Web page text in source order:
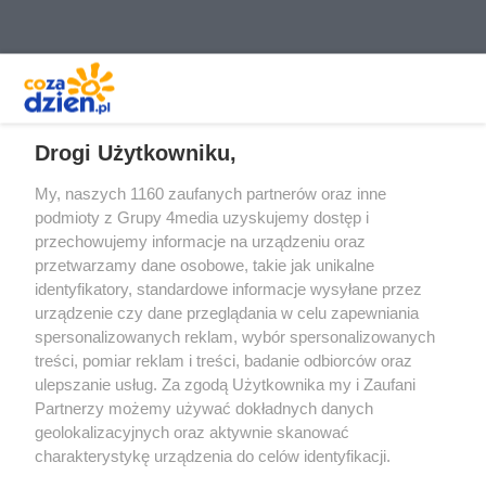
Redakcja Reklama Prywatność
Praca Łódź
the:protocol
Drogi Użytkowniku,
My, naszych 1160 zaufanych partnerów oraz inne
podmioty z Grupy 4media uzyskujemy dostęp i
przechowujemy informacje na urządzeniu oraz
przetwarzamy dane osobowe, takie jak unikalne
identyfikatory, standardowe informacje wysyłane przez
urządzenie czy dane przeglądania w celu zapewniania
spersonalizowanych reklam, wybór spersonalizowanych
treści, pomiar reklam i treści, badanie odbiorców oraz
ulepszanie usług. Za zgodą Użytkownika my i Zaufani
Partnerzy możemy używać dokładnych danych
geolokalizacyjnych oraz aktywnie skanować
charakterystykę urządzenia do celów identyfikacji.